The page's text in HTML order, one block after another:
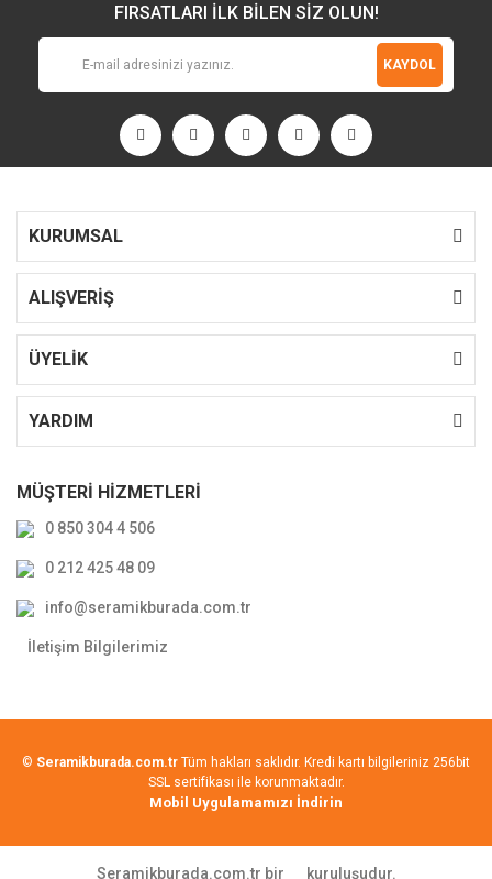
FIRSATLARI İLK BİLEN SİZ OLUN!
KAYDOL
KURUMSAL
ALIŞVERİŞ
ÜYELİK
YARDIM
MÜŞTERİ HİZMETLERİ
0 850 304 4 506
0 212 425 48 09
info@seramikburada.com.tr
İletişim Bilgilerimiz
© Seramikburada.com.tr Tüm hakları saklıdır. Kredi kartı bilgileriniz 256bit
SSL sertifikası ile korunmaktadır.
Mobil Uygulamamızı İndirin
Seramikburada.com.tr bir kuruluşudur.